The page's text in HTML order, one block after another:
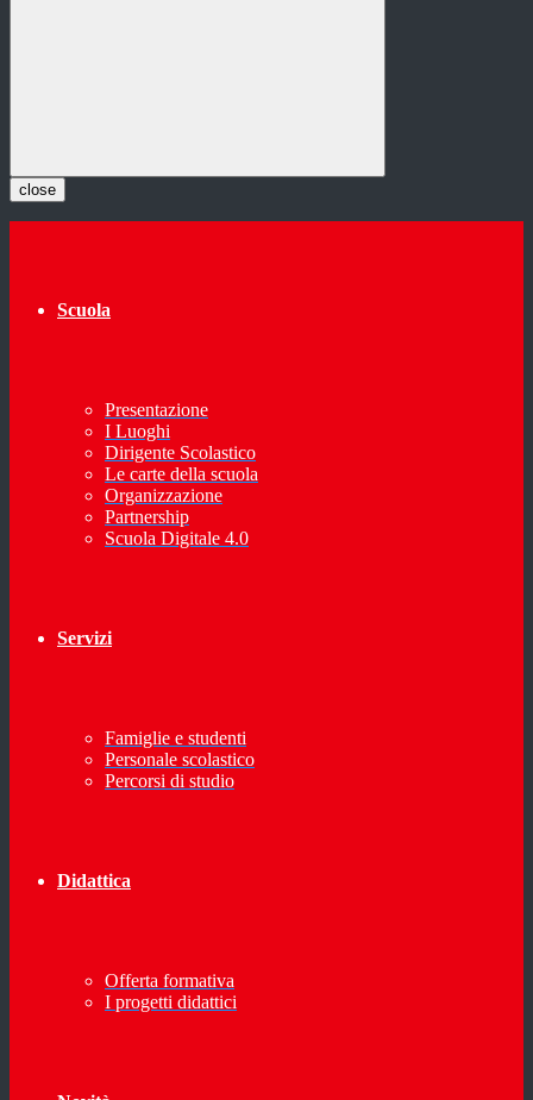
close
Scuola
Presentazione
I Luoghi
Dirigente Scolastico
Le carte della scuola
Organizzazione
Partnership
Scuola Digitale 4.0
Servizi
Famiglie e studenti
Personale scolastico
Percorsi di studio
Didattica
Offerta formativa
I progetti didattici